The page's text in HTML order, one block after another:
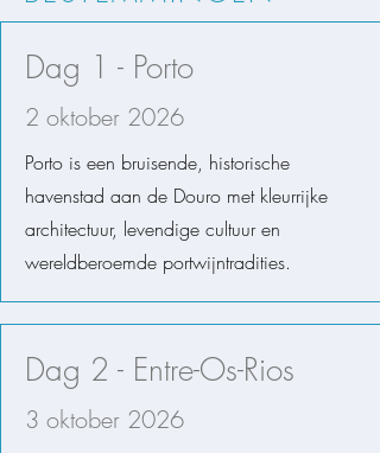
Dag 1 - Porto
2 oktober 2026
Porto is een bruisende, historische
havenstad aan de Douro met kleurrijke
architectuur, levendige cultuur en
wereldberoemde portwijntradities.
Dag 2 - Entre-Os-Rios
3 oktober 2026